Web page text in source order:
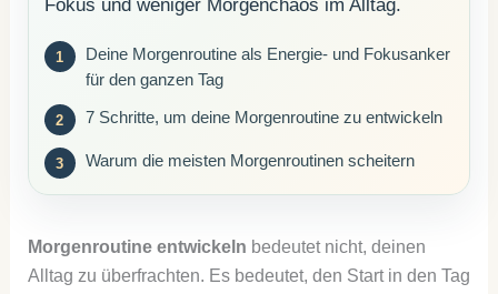
Fokus und weniger Morgenchaos im Alltag.
Deine Morgenroutine als Energie- und Fokusanker
für den ganzen Tag
7 Schritte, um deine Morgenroutine zu entwickeln
Warum die meisten Morgenroutinen scheitern
Morgenroutine entwickeln bedeutet nicht, deinen
Alltag zu überfrachten. Es bedeutet, den Start in den Tag